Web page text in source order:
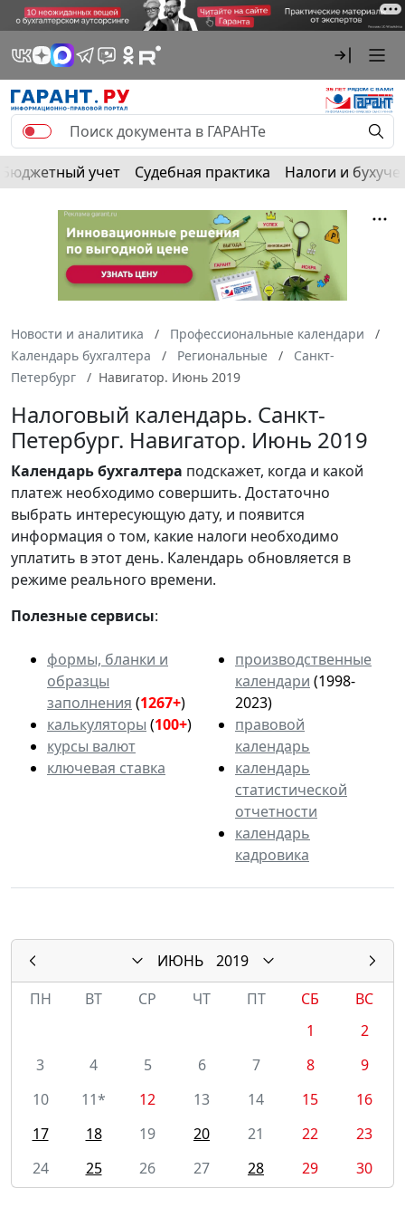
Бюджетный учет Судебная практика Налоги и
Новости и аналитика
Профессиональные календари
Календарь бухгалтера
Региональные
Санкт-
Петербург
Навигатор. Июнь 2019
Налоговый календарь. Санкт-
Петербург. Навигатор. Июнь 2019
Календарьбухгалтера подскажет, когда и какой
платеж необходимо совершить. Достаточно
выбрать интересующую дату, и появится
информация о том, какие налоги необходимо
уплатить в этот день. Календарь обновляется в
режиме реального времени.
Полезные сервисы:
формы, бланки и
образцы
заполнения (1267+)
калькуляторы (100+)
курсы валют
ключевая ставка
производственные
календари (1998-
2023)
правовой
календарь
календарь
статистической
отчетности
календарь
кадровика
ИЮНЬ
2019
ПН
ВТ СР ЧТ ПТ СБ
ВС
1
2
3
4 5 6 7 8
9
10
11* 12 13 14 15
16
17
18 19 20 21 22
23
24
25 26 27 28 29 30